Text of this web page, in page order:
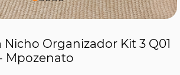
Nicho Organizador Kit 3 Q01
Mpozenato